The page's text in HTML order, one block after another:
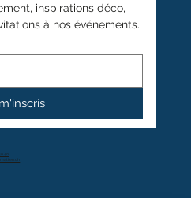
40
inspirations déco,
à nos événements.